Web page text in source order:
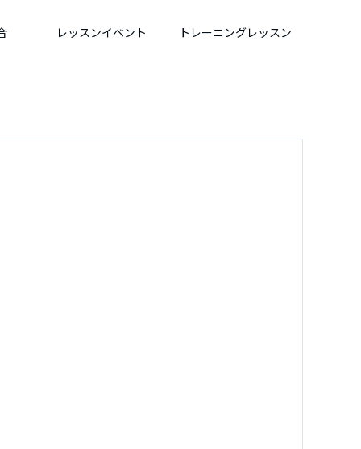
レッスンイベント トレーニングレッスン